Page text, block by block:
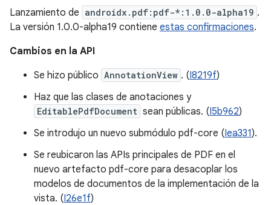
Lanzamiento de androidx.pdf:pdf-*:1.0.0-alpha19 .
La versión 1.0.0-alpha19 contiene estas confirmaciones.
Cambios en la API
Se hizo público AnnotationView . (I8219f)
Haz que las clases de anotaciones y
EditablePdfDocument sean públicas. (I5b962)
Se introdujo un nuevo submódulo pdf-core (Iea331).
Se reubicaron las APIs principales de PDF en el
nuevo artefacto pdf-core para desacoplar los
modelos de documentos de la implementación de la
vista. (I26e1f)